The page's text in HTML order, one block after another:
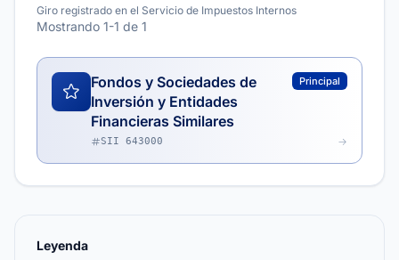
Giro registrado en el Servicio de Impuestos Internos
Mostrando 1-1 de 1
Fondos y Sociedades de
Inversión y Entidades
Financieras Similares
Principal
SII 643000
Leyenda